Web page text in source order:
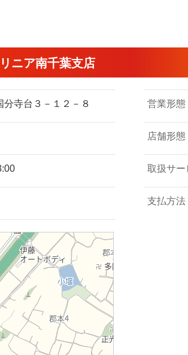
ニア南千葉支店
寺台３－１２－８ 営業形態
店舗形態
取扱サー
支払方法